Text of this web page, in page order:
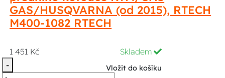
GAS/HUSQVARNA (od 2015), RTECH
M400-1082 RTECH
1 451 Kč
Skladem
-
Vložit do košíku